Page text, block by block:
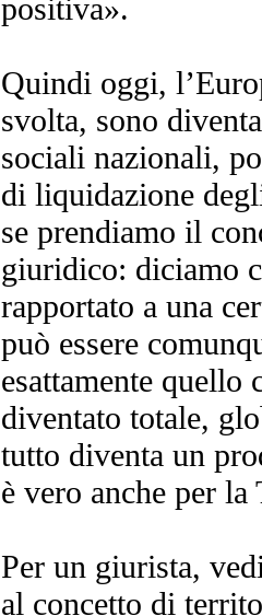
positiva».
Quindi oggi,
svolta, sono
sociali nazionali,
di liquidazione
se prendiamo il
giuridico: diciamo
rapportato a una
può essere
esattamente quello
diventato totale,
tutto diventa un
è vero anche per la
Per un giurista,
al concetto di